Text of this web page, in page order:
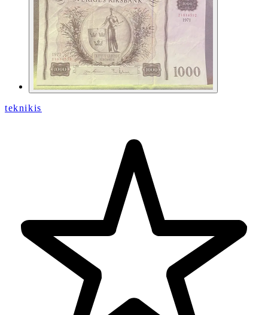
teknikis